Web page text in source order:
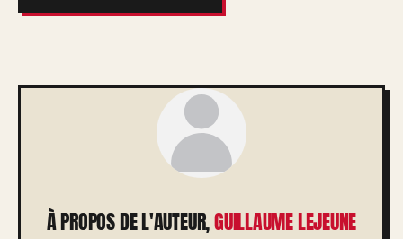
À PROPOS DE L'AUTEUR,GUILLAUME LEJEUNE